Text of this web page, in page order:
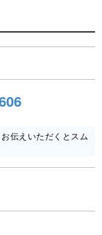
伝えいただくとスム